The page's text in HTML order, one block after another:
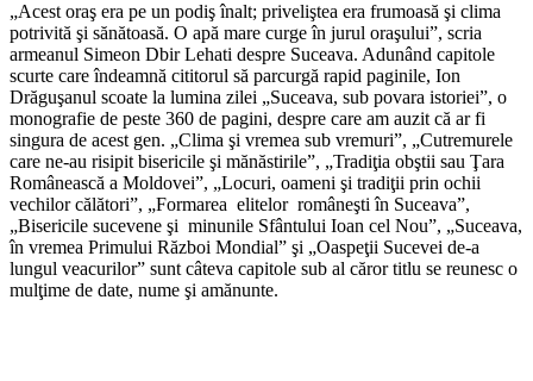
„Acest oraş era pe un podiş înalt; priveliştea era frumoasă şi clima
potrivită şi sănătoasă. O apă mare curge în jurul oraşului”, scria
armeanul Simeon Dbir Lehati despre Suceava. Adunând capitole
scurte care îndeamnă cititorul să parcurgă rapid paginile, Ion
Drăguşanul scoate la lumina zilei „Suceava, sub povara istoriei”, o
monografie de peste 360 de pagini, despre care am auzit că ar fi
singura de acest gen. „Clima şi vremea sub vremuri”, „Cutremurele
care ne-au risipit bisericile şi mănăstirile”, „Tradiţia obştii sau Ţara
Românească a Moldovei”, „Locuri, oameni şi tradiţii prin ochii
vechilor călători”, „Formarea elitelor româneşti în Suceava”,
„Bisericile sucevene şi minunile Sfântului Ioan cel Nou”, „Suceava,
în vremea Primului Război Mondial” şi „Oaspeţii Sucevei de-a
lungul veacurilor” sunt câteva capitole sub al căror titlu se reunesc o
mulţime de date, nume şi amănunte.